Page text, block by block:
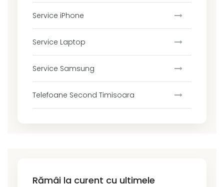
Service iPhone
Service Laptop
Service Samsung
Telefoane Second Timisoara
Rămâi la curent cu ultimele